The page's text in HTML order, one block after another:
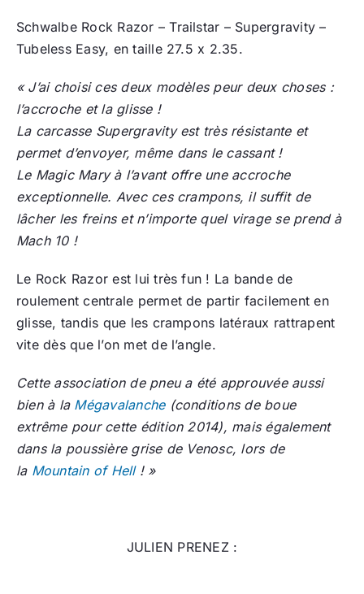
Schwalbe Rock Razor – Trailstar – Supergravity –
Tubeless Easy, en taille 27.5 x 2.35.
« J’ai choisi ces deux modèles peur deux choses :
l’accroche et la glisse !
La carcasse Supergravity est très résistante et
permet d’envoyer, même dans le cassant !
Le Magic Mary à l’avant offre une accroche
exceptionnelle. Avec ces crampons, il suffit de
lâcher les freins et n’importe quel virage se prend à
Mach 10 !
Le Rock Razor est lui très fun ! La bande de
roulement centrale permet de partir facilement en
glisse, tandis que les crampons latéraux rattrapent
vite dès que l’on met de l’angle.
Cette association de pneu a été approuvée aussi
bien à la Mégavalanche(conditions de boue
extrême pour cette édition 2014), mais également
dans la poussière grise de Venosc, lors de
la Mountain of Hell! »
JULIEN PRENEZ :